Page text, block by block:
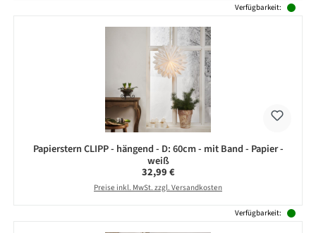
Verfügbarkeit:
Papierstern CLIPP - hängend - D: 60cm - mit Band - Papier -
weiß
Regulärer Preis:
32,99 €
Preise inkl. MwSt. zzgl. Versandkosten
Verfügbarkeit: